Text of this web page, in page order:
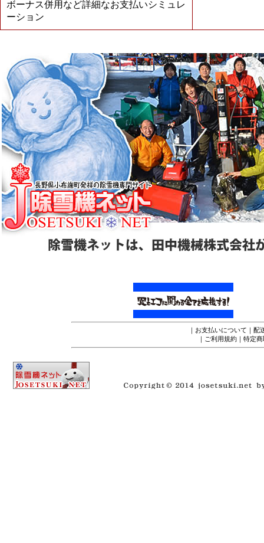
ボーナス併用など詳細なお支払いシミュレ
ーション
｜ お支払いについて ｜ 配
｜ ご利用規約 ｜ 特定